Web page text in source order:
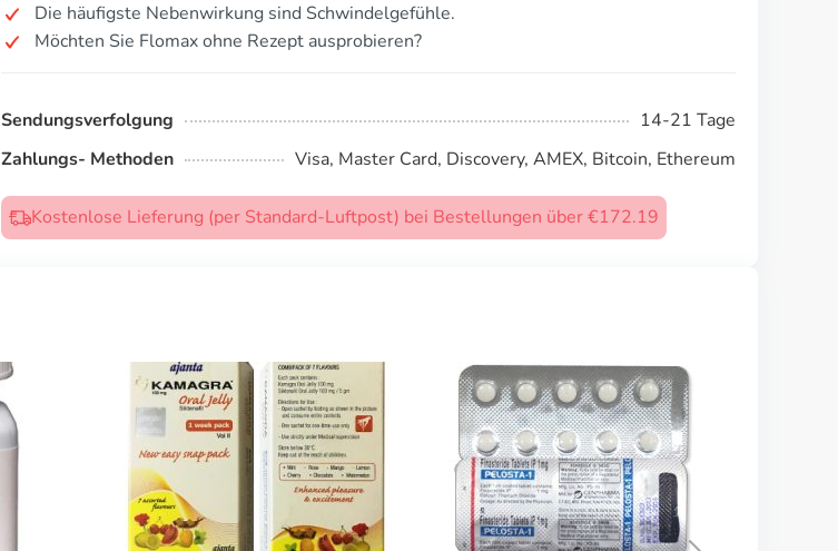
Die häufigste Nebenwirkung sind Schwindelgefühle.
Möchten Sie Flomax ohne Rezept ausprobieren?
Sendungsverfolgung
14-21 Tage
Zahlungs- Methoden
Visa, Master Card, Discovery, AMEX, Bitcoin, Ethereum
Kostenlose Lieferung (per Standard-Luftpost) bei Bestellungen über €172.19
Cialis Daily